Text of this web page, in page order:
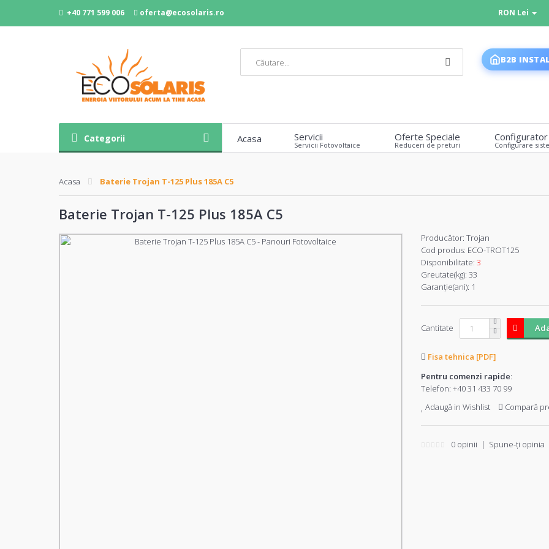
+40 771 599 006 oferta@ecosolaris.ro RON Lei
B2B
Categorii Acasa Servicii
Servicii Fotovoltaice
Oferte Speciale
Reduceri de preturi
Configurator
Configurare
Acasa Baterie Trojan T-125 Plus 185A C5
Baterie Trojan T-125 Plus 185A C5
Producător: Trojan
Cod produs: ECO-TROT125
Disponibilitate: 3
Greutate(kg): 33
Garanţie(ani): 1
Cantitate
Fisa tehnica [PDF]
Pentru comenzi rapide:
Telefon: +40 31 433 70 99
Adaugă in Wishlist
Compară
0 opinii | Spune-ţi opinia